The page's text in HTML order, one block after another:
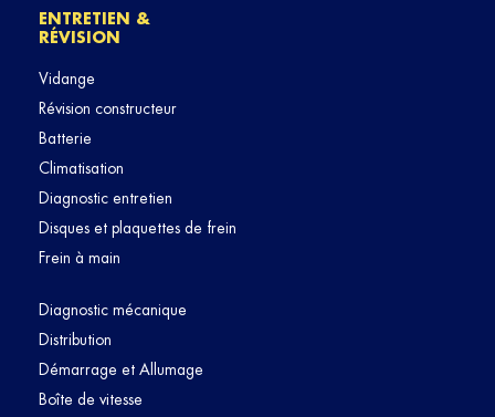
ENTRETIEN &
RÉVISION
Vidange
Révision constructeur
Batterie
Climatisation
Diagnostic entretien
Disques et plaquettes de frein
Frein à main
Diagnostic mécanique
Distribution
Démarrage et Allumage
Boîte de vitesse